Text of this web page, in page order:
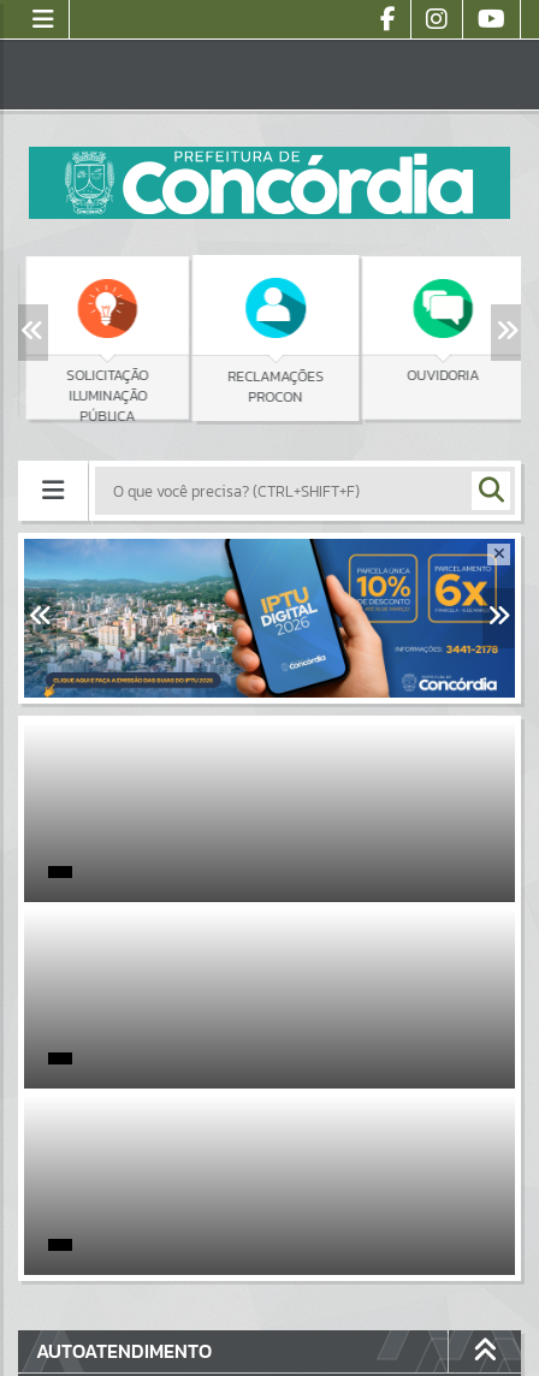
SOLICITAÇÃO
ILUMINAÇÃO
PÚBLICA
RECLAMAÇÕES
PROCON
OUVIDORIA
Portais
Por favor, aguarde...
Por favor, aguarde...
Por favor, aguarde...
GALERIAS
AUTOATENDIMENTO